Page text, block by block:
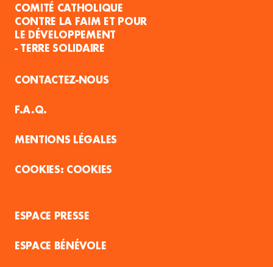
COMITÉ CATHOLIQUE
CONTRE LA FAIM ET POUR
LE DÉVELOPPEMENT
- TERRE SOLIDAIRE
CONTACTEZ-NOUS
F.A.Q.
MENTIONS LÉGALES
COOKIES
ESPACE PRESSE
ESPACE BÉNÉVOLE